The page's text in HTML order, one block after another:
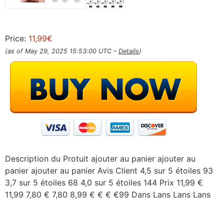
Price: 11,99€
(as of May 29, 2025 15:53:00 UTC – Details)
Description du Protuit ajouter au panier ajouter au
panier ajouter au panier Avis Client 4,5 sur 5 étoiles 93
3,7 sur 5 étoiles 68 4,0 sur 5 étoiles 144 Prix 11,99 €
11,99 7,80 € 7,80 8,99 € € € €99 Dans Lans Lans Lans